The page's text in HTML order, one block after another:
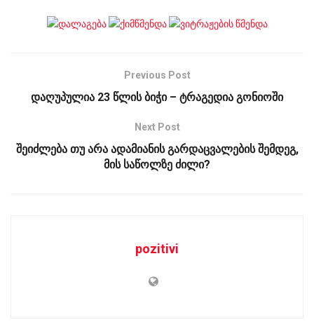
Previous Post
დაღუპულია 23 წლის ბიჭი – ტრაგედია გონიოში
Next Post
შეიძლება თუ არა ადამიანის გარდაცვალების შემდეგ,
მის საწოლზე ძილი?
pozitivi